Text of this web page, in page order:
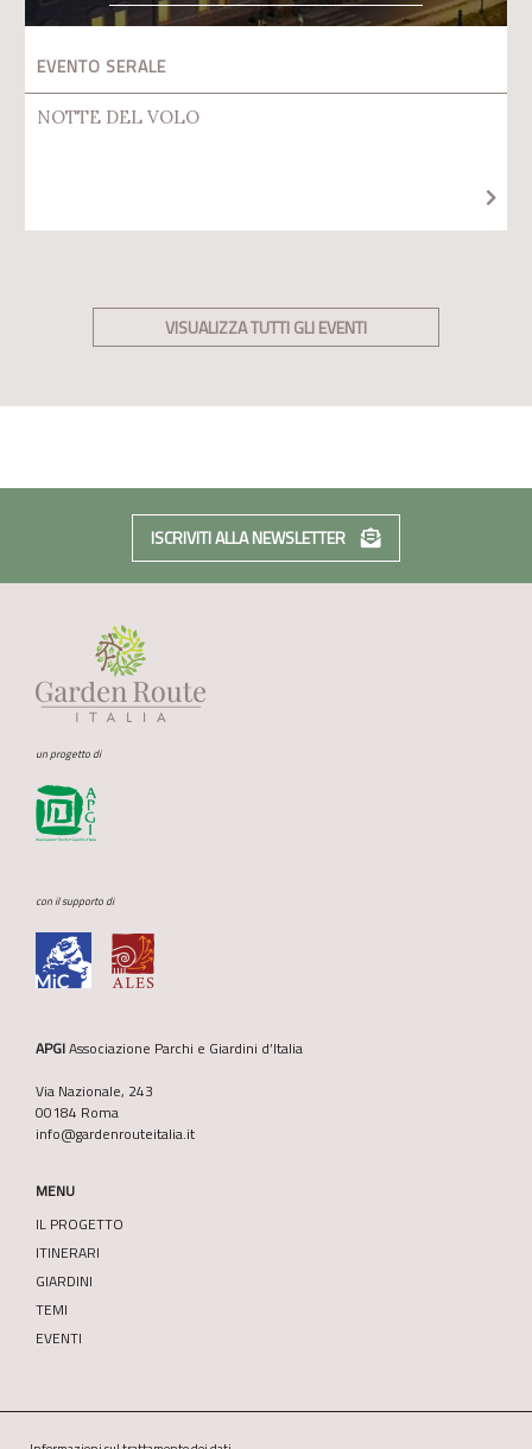
EVENTO SERALE
NOTTE DEL VOLO
VISUALIZZA TUTTI GLI EVENTI
ISCRIVITI ALLA NEWSLETTER
un progetto di
con il supporto di
APGIAssociazione Parchi e Giardini d’Italia
Via Nazionale, 243
00184 Roma
info@gardenrouteitalia.it
MENU
IL PROGETTO
ITINERARI
GIARDINI
TEMI
EVENTI